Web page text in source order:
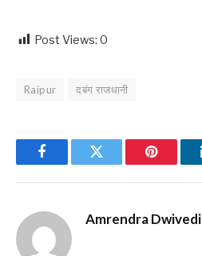
Post Views: 0
Raipur दबंग राजधानी
FacebookTwitter Pinterest
Amrendra Dwivedi